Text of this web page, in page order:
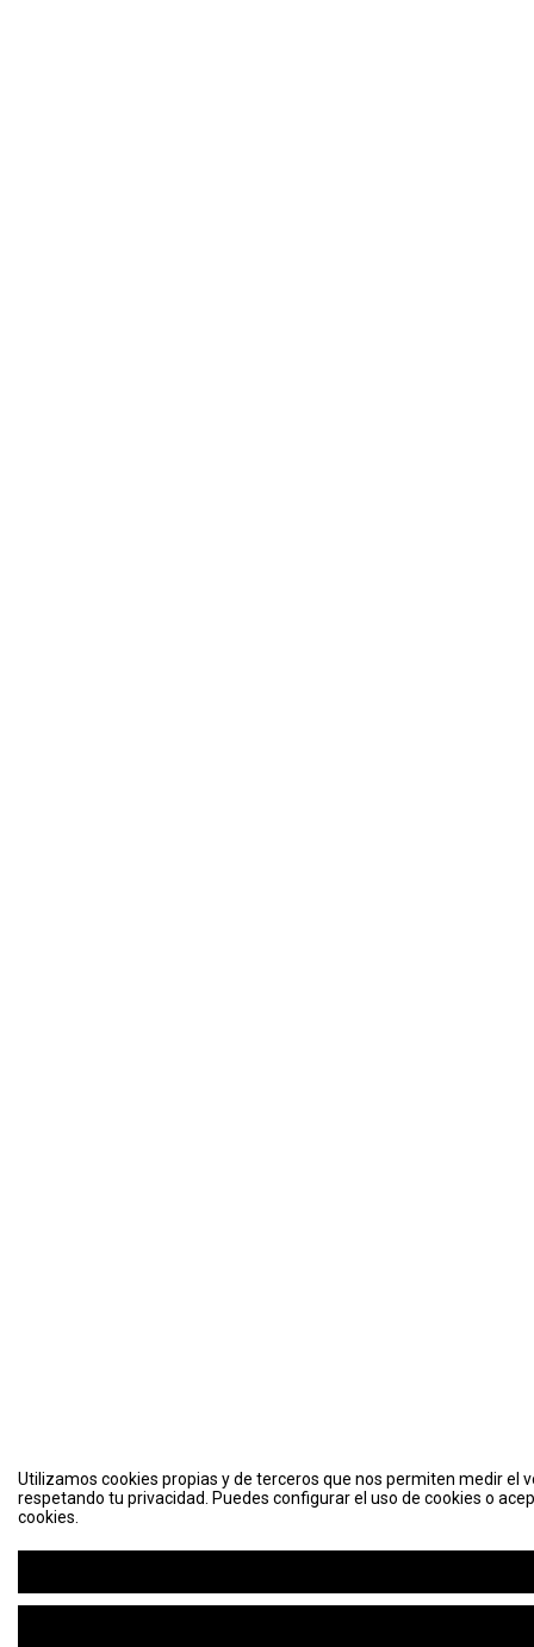
Utilizamos cookies propias y de terceros que nos permiten medir el
respetando tu privacidad. Puedes configurar el uso de cookies o
cookies.